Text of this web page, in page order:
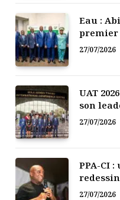
Eau :
premier
l’Afrique
27/07/2026
UAT
son
Afrique
27/07/2026
PPA-CI
politique
27/07/2026